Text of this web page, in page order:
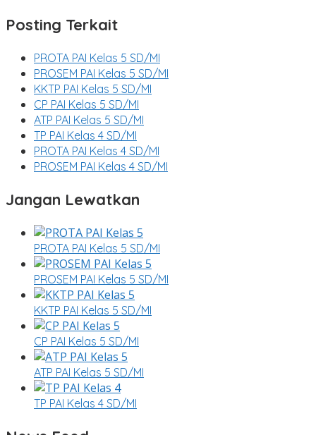
Posting Terkait
PROTA PAI Kelas 5 SD/MI
PROSEM PAI Kelas 5 SD/MI
KKTP PAI Kelas 5 SD/MI
CP PAI Kelas 5 SD/MI
ATP PAI Kelas 5 SD/MI
TP PAI Kelas 4 SD/MI
PROTA PAI Kelas 4 SD/MI
PROSEM PAI Kelas 4 SD/MI
Jangan Lewatkan
PROTA PAI Kelas 5 SD/MI
PROSEM PAI Kelas 5 SD/MI
KKTP PAI Kelas 5 SD/MI
CP PAI Kelas 5 SD/MI
ATP PAI Kelas 5 SD/MI
TP PAI Kelas 4 SD/MI